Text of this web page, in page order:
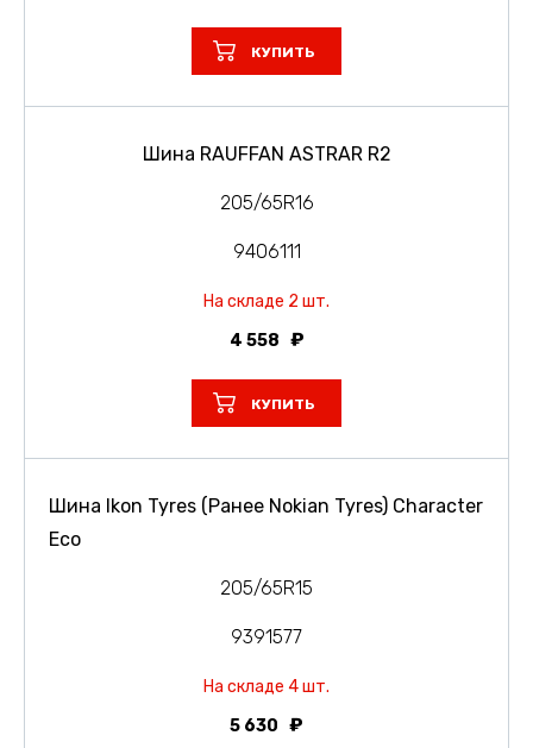
КУПИТЬ
Шина RAUFFAN ASTRAR R2
205/65R16
9406111
На складе 2 шт.
4 558
КУПИТЬ
Шина Ikon Tyres (Ранее Nokian Tyres) Character
Eco
205/65R15
9391577
На складе 4 шт.
5 630